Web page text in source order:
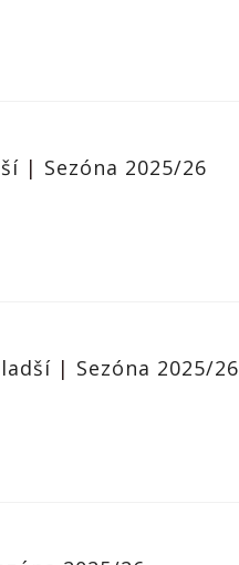
| Sezóna 2025/26
| Sezóna 2025/26